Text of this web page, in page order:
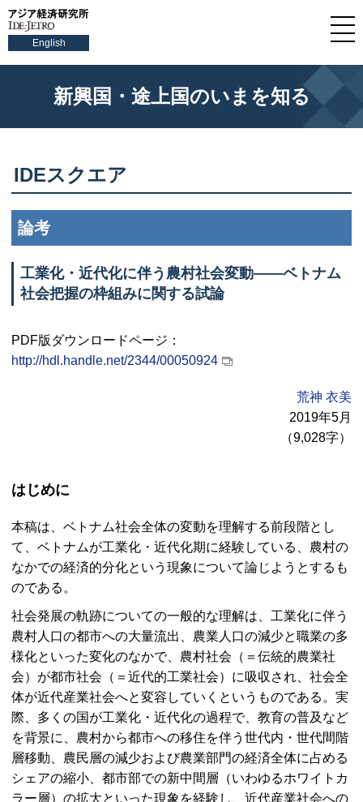
English
新興国・途上国のいまを知る
IDEスクエア
論考
工業化・近代化に伴う農村社会変動――ベトナム
社会把握の枠組みに関する試論
PDF版ダウンロードページ：
http://hdl.handle.net/2344/00050924
荒神 衣美
2019年5月
（9,028字）
はじめに
本稿は、ベトナム社会全体の変動を理解する前段階とし
て、ベトナムが工業化・近代化期に経験している、農村の
なかでの経済的分化という現象について論じようとするも
のである。
社会発展の軌跡についての一般的な理解は、工業化に伴う
農村人口の都市への大量流出、農業人口の減少と職業の多
様化といった変化のなかで、農村社会（＝伝統的農業社
会）が都市社会（＝近代的工業社会）に吸収され、社会全
体が近代産業社会へと変容していくというものである。実
際、多くの国が工業化・近代化の過程で、教育の普及など
を背景に、農村から都市への移住を伴う世代内・世代間階
層移動、農民層の減少および農業部門の経済全体に占める
シェアの縮小、都市部での新中間層（いわゆるホワイトカ
ラー層）の拡大といった現象を経験し、近代産業社会への